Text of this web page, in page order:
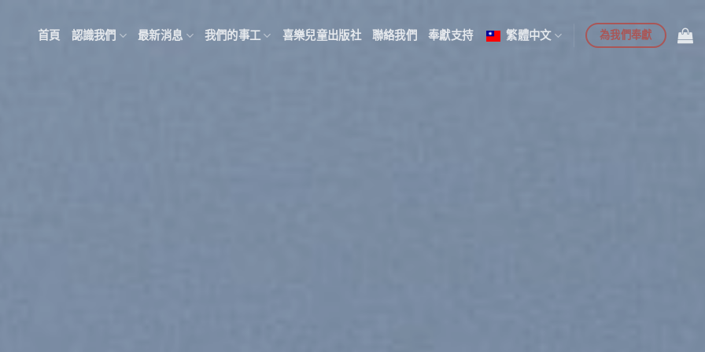
首頁 認識我們 最新消息 我們的事工 喜樂兒童出版社 聯絡我們 奉獻支持 繁體中文 為我們奉獻